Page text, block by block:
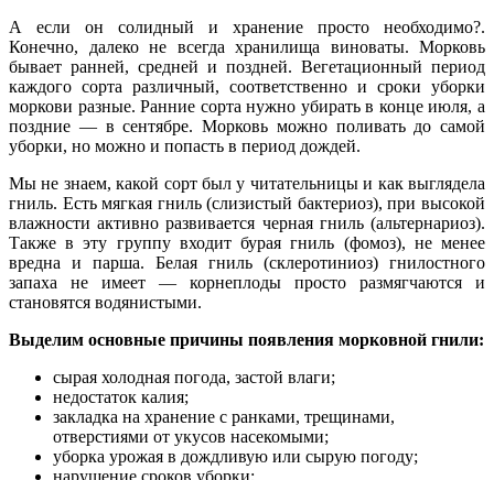
А если он солидный и хранение просто необходимо?.
Конечно, далеко не всегда хранилища виноваты. Морковь
бывает ранней, средней и поздней. Вегетационный период
каждого сорта различный, соответственно и сроки уборки
моркови разные. Ранние сорта нужно убирать в конце июля, а
поздние — в сентябре. Морковь можно поливать до самой
уборки, но можно и попасть в период дождей.
Мы не знаем, какой сорт был у читательницы и как выглядела
гниль. Есть мягкая гниль (слизистый бактериоз), при высокой
влажности активно развивается черная гниль (альтернариоз).
Также в эту группу входит бурая гниль (фомоз), не менее
вредна и парша. Белая гниль (склеротиниоз) гнилостного
запаха не имеет — корнеплоды просто размягчаются и
становятся водянистыми.
Выделим основные причины появления морковной гнили:
сырая холодная погода, застой влаги;
недостаток калия;
закладка на хранение с ранками, трещинами,
отверстиями от укусов насекомыми;
уборка урожая в дождливую или сырую погоду;
нарушение сроков уборки;